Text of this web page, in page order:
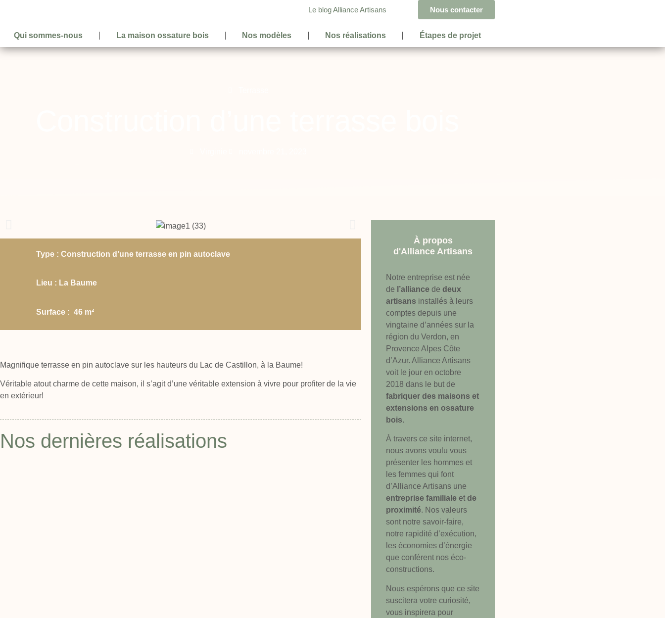
Le blog Alliance Artisans Nous contacter
Qui sommes-nous La maison ossature bois Nos modèles Nos réalisations Étapes de projet
Type : Construction d’une terrasse en pin autoclave
Lieu : La Baume
Surface : 46 m²
Magnifique terrasse en pin autoclave sur les hauteurs du Lac de Castillon, à la Baume!
Véritable atout charme de cette maison, il s’agit d’une véritable extension à vivre pour profiter de la vie
en extérieur!
Nos dernières réalisations
À propos
d'Alliance Artisans
Notre entreprise est née
de l’alliance de deux
artisans installés à leurs
comptes depuis une
vingtaine d’années sur la
région du Verdon, en
Provence Alpes Côte
d’Azur. Alliance Artisans
voit le jour en octobre
2018 dans le but de
fabriquer des maisons et
extensions en ossature
bois.
À travers ce site internet,
nous avons voulu vous
présenter les hommes et
les femmes qui font
d’Alliance Artisans une
entreprise familiale et de
proximité. Nos valeurs
sont notre savoir-faire,
notre rapidité d’exécution,
les économies d’énergie
que conférent nos éco-
constructions.
Nous espérons que ce site
suscitera votre curiosité,
vous inspirera pour